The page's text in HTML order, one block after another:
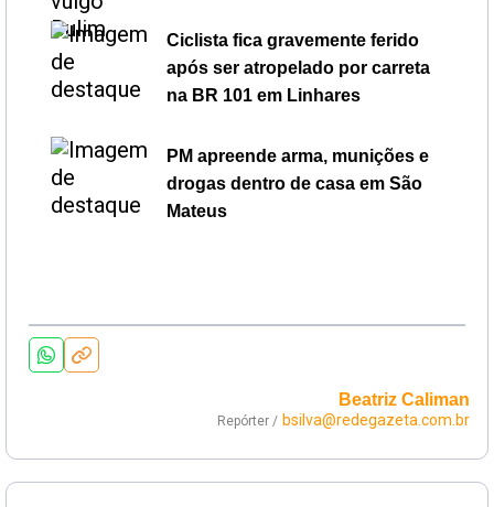
Ciclista fica gravemente ferido
após ser atropelado por carreta
na BR 101 em Linhares
PM apreende arma, munições e
drogas dentro de casa em São
Mateus
Beatriz Caliman
Repórter / bsilva@redegazeta.com.br